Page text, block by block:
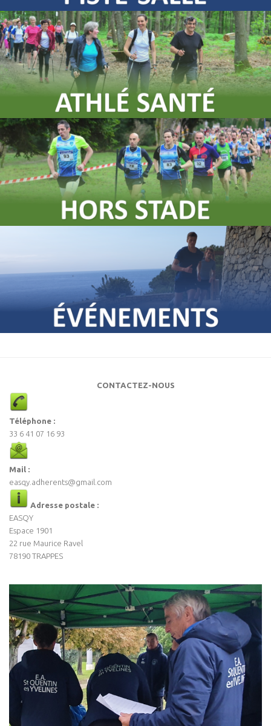
CONTACTEZ-NOUS
Téléphone :
33 6 41 07 16 93
Mail :
easqy.adherents@gmail.com
Adresse postale :
EASQY
Espace 1901
22 rue Maurice Ravel
78190 TRAPPES